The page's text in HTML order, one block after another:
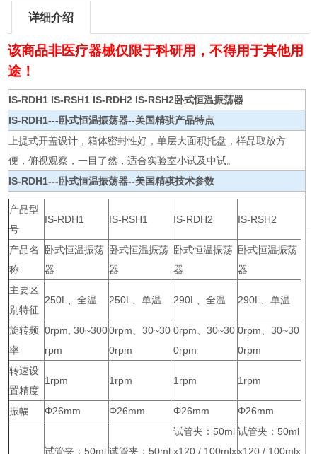
详细介绍
该商品非医疗器械仅限于科研用，不得用于其他用
途！
IS-RDH1 IS-RSH1 IS-RDH2 IS-RSH2卧式恒温振荡器
IS-RDH1---卧式恒温振荡器--美国精骐产品特点
上提式开盖设计，箱体密封性好，单层大面积托盘，样品取放方
便，俯视观察，一目了然，适合实验室小试及中试。
IS-RDH1---卧式恒温振荡器--美国精骐技术参数
产品型
号
IS-RDH1 IS-RSH1 IS-RDH2 IS-RSH2
产品名
称
卧式恒温振荡
器
卧式恒温振荡
器
卧式恒温振荡
器
卧式恒温振荡
器
主要区
别特征
250L、全温 250L、单温 290L、全温 290L、单温
旋转频
率
0rpm, 30~300
rpm
0rpm、30~30
0rpm
0rpm、30~30
0rpm
0rpm、30~30
0rpm
转速设
置精度
1rpm 1rpm 1rpm 1rpm
振幅 Φ26mm Φ26mm Φ26mm Φ26mm
试管夹：50ml 试管夹：50ml
试管夹：50ml
x120 / 100mlx
试管夹：50ml
x120 / 100mlx